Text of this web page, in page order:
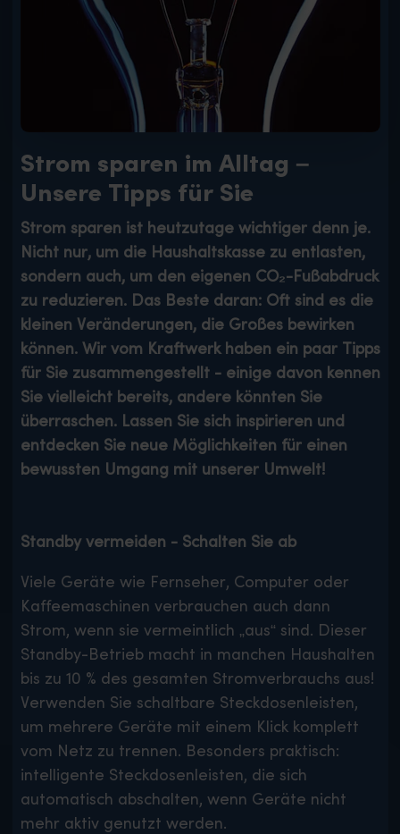
Strom sparen im Alltag –
Unsere Tipps für Sie
Strom sparen ist heutzutage wichtiger denn je.
Nicht nur, um die Haushaltskasse zu entlasten,
sondern auch, um den eigenen CO₂-Fußabdruck
zu reduzieren. Das Beste daran: Oft sind es die
kleinen Veränderungen, die Großes bewirken
können. Wir vom Kraftwerk haben ein paar Tipps
für Sie zusammengestellt - einige davon kennen
Sie vielleicht bereits, andere könnten Sie
überraschen. Lassen Sie sich inspirieren und
entdecken Sie neue Möglichkeiten für einen
bewussten Umgang mit unserer Umwelt!
Standby vermeiden - Schalten Sie ab
Viele Geräte wie Fernseher, Computer oder
Kaffeemaschinen verbrauchen auch dann
Strom, wenn sie vermeintlich „aus“ sind. Dieser
Standby-Betrieb macht in manchen Haushalten
bis zu 10 % des gesamten Stromverbrauchs aus!
Verwenden Sie schaltbare Steckdosenleisten,
um mehrere Geräte mit einem Klick komplett
vom Netz zu trennen. Besonders praktisch:
intelligente Steckdosenleisten, die sich
automatisch abschalten, wenn Geräte nicht
mehr aktiv genutzt werden.